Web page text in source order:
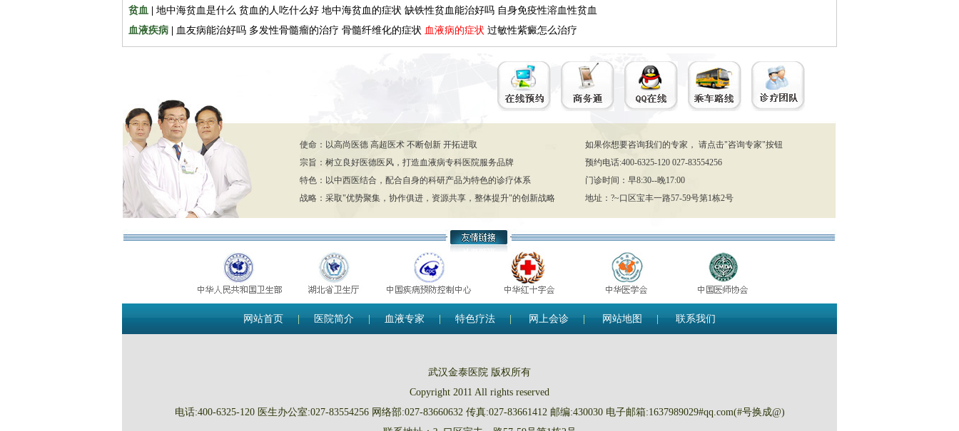
贫血
地中海贫血是什么 贫血的人吃什么好 地中海贫血的症状 缺铁性贫血能治好吗 自身免疫性溶血性贫血
血液疾病
血友病能治好吗 多发性骨髓瘤的治疗 骨髓纤维化的症状 血液病的症状 过敏性紫癜怎么治疗
使命：以高尚医德 高超医术 不断创新 开拓进取
宗旨：树立良好医德医风，打造血液病专科医院服务品牌
特色：以中西医结合，配合自身的科研产品为特色的诊疗体系
战略：采取"优势聚集，协作俱进，资源共享，整体提升"的创新战略
如果你想要咨询我们的专家， 请点击"咨询专家"按钮
预约电话:400-6325-120 027-83554256
门诊时间：早8:30--晚17:00
地址：?~口区宝丰一路57-59号第1栋2号
网站首页 医院简介 血液专家 特色疗法 网上会诊 网站地图 联系我们
武汉金泰医院 版权所有
Copyright 2011 All rights reserved
电话:400-6325-120 医生办公室:027-83554256 网络部:027-83660632 传真:027-83661412 邮编:430030 电子邮箱:1637989029#qq.com(#号换成@)